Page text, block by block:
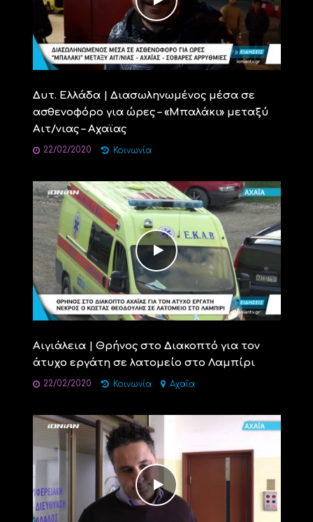
Δυτ. Ελλάδα | Διασωληνωμένος μέσα σε
ασθενοφόρο για ώρες – «Μπαλάκι» μεταξύ
Αιτ/νιας – Αχαϊας
22/02/2020 Κοινωνία
Αιγιάλεια | Θρήνος στο Διακοπτό για τον
άτυχο εργάτη σε λατομείο στο Λαμπίρι
22/02/2020 Κοινωνία Αχαΐα